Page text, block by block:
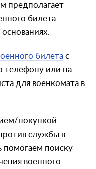
предполагает
билета
билета с
или на
для военкомата в
покупкой
службы в
помогаем поиску
военного